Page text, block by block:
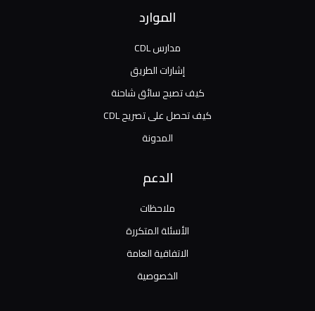
الموارد
مدارس CDL
إشارات الطريق
كيف تصبح سائق شاحنة
كيف تحصل على تصريح CDL
المدونة
الدعم
ملاحظات
الأسئلة المتكررة
الاتفاقية العامة
الخصوصية